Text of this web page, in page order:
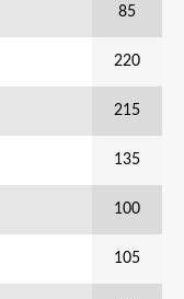
85
220
215
135
100
105